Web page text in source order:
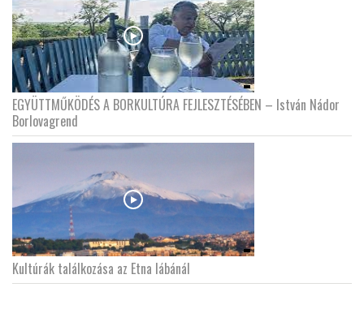
EGYÜTTMŰKÖDÉS A BORKULTÚRA FEJLESZTÉSÉBEN – István Nádor
Borlovagrend
Kultúrák találkozása az Etna lábánál